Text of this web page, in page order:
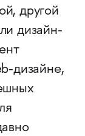
другой
дизайн-
дизайне,